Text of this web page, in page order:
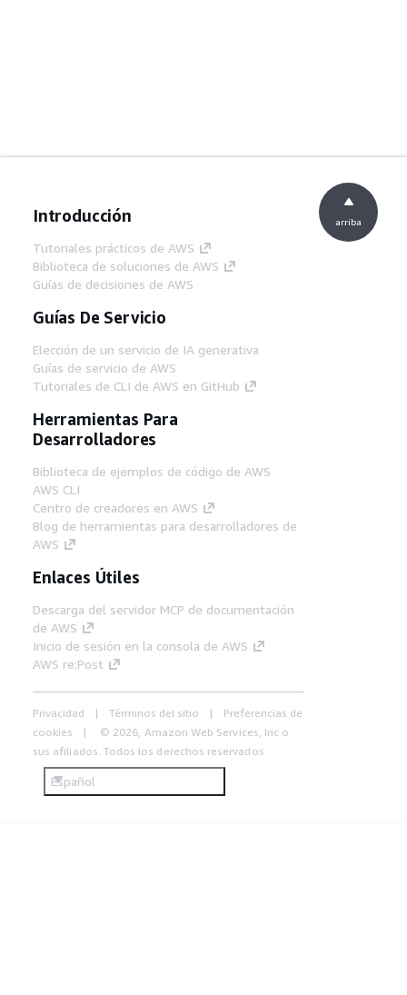
Introducción
Tutoriales prácticos de AWS
Biblioteca de soluciones de AWS
Guías de decisiones de AWS
Guías De Servicio
Elección de un servicio de IA generativa
Guías de servicio de AWS
Tutoriales de CLI de AWS en GitHub
Herramientas Para
Desarrolladores
Biblioteca de ejemplos de código de AWS
AWS CLI
Centro de creadores en AWS
Blog de herramientas para desarrolladores de
AWS
Enlaces Útiles
Descarga del servidor MCP de documentación
de AWS
Inicio de sesión en la consola de AWS
AWS re:Post
Privacidad Términos del sitio
Preferencias de
cookies
© 2026, Amazon Web Services, Inc o
sus afiliados. Todos los derechos reservados.
Español
arriba